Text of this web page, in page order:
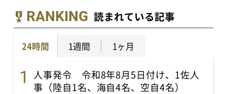
RANKING 読まれている記事
24時間 1週間 1ヶ月
人事発令 令和8年8月5日付け、1佐人
事（陸自1名、海自4名、空自4名）